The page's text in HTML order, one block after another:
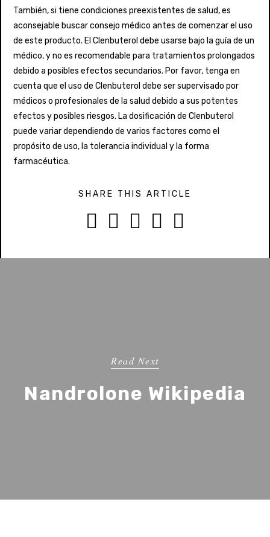
También, si tiene condiciones preexistentes de salud, es
aconsejable buscar consejo médico antes de comenzar el uso
de este producto. El Clenbuterol debe usarse bajo la guía de un
médico, y no es recomendable para tratamientos prolongados
debido a posibles efectos secundarios. Por favor, tenga en
cuenta que el uso de Clenbuterol debe ser supervisado por
médicos o profesionales de la salud debido a sus potentes
efectos y posibles riesgos. La dosificación de Clenbuterol
puede variar dependiendo de varios factores como el
propósito de uso, la tolerancia individual y la forma
farmacéutica.
SHARE THIS ARTICLE
    
Read Next
Nandrolone Wikipedia